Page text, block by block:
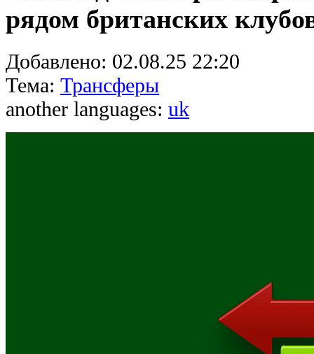
рядом британских
Добавлено: 02.08.25 22:20
Тема: Трансферы
another languages: uk